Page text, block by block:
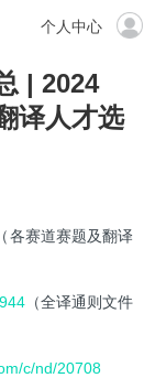
个人中心
| 2024
译人才选
（各赛道赛题及翻译
（全译通则文件
c/nd/20708